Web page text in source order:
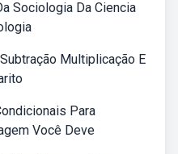
Sociologia Da Ciencia
Multiplicação E
Para
Você Deve